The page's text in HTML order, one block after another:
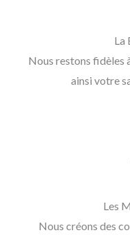
La
Nous restons fidèles
ainsi votre
Les
Nous créons des